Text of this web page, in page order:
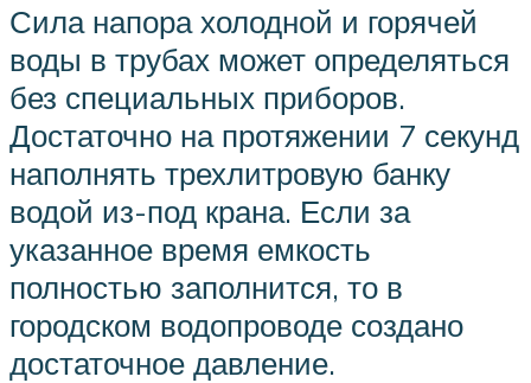
Сила напора холодной и горячей
воды в трубах может определяться
без специальных приборов.
Достаточно на протяжении 7 секунд
наполнять трехлитровую банку
водой из-под крана. Если за
указанное время емкость
полностью заполнится, то в
городском водопроводе создано
достаточное давление.